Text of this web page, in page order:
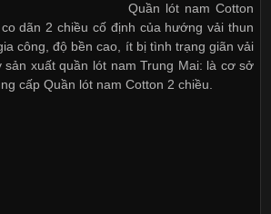
Xu Hướng Mới Trong Ngành Thời Trang
đây, vải Bamboo đang trở thành một
lót nam bơi lội nam và nữ 2017
Quần lót nam Cotton
dãn 2 chiều cố định của hướng vải thun
công, độ bền cao, ít bị tình trạng giãn vải
sản xuất quần lót nam Trung Mai: là cơ sở
cấp Quần lót nam Cotton 2 chiều.